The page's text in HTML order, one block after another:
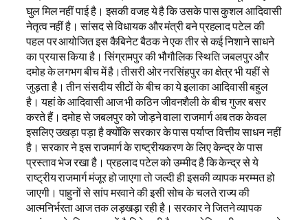
घुल मिल नहीं पाई है। इसकी वजह ये है कि उसके पास कुशल आदिवासी
नेतृत्व नहीं है। सांसद से विधायक और मंत्री बने प्रहलाद पटेल की
पहल पर आयोजित इस कैबिनेट बैठक ने एक तीर से कई निशाने साधने
का प्रयास किया है। सिंग्रामपुर की भौगौलिक स्थिति जबलपुर और
दमोह के लगभग बीच में है।तीसरी ओर नरसिंहपुर का क्षेत्र भी यहीं से
जुड़ता है। तीन संसदीय सीटों के बीच का ये इलाका आदिवासी बहुल
है। यहां के आदिवासी आज भी कठिन जीवनशैली के बीच गुजर बसर
करते हैं। दमोह से जबलपुर को जोड़ने वाला राजमार्ग अब तक केवल
इसलिए उखड़ा पड़ा है क्योंकि सरकार के पास पर्याप्त वित्तीय साधन नहीं
है। सरकार ने इस राजमार्ग के राष्ट्रीयकरण के लिए केन्द्र के पास
प्रस्ताव भेज रखा है। प्रहलाद पटेल को उम्मीद है कि केन्द्र से ये
राष्ट्रीय राजमार्ग मंजूर हो जाएगा तो जल्दी ही इसकी व्यापक मरम्मत हो
जाएगी। पाहुनों से सांप मरवाने की इसी सोच के चलते राज्य की
आत्मनिर्भरता आज तक लड़खड़ा रही है। सरकार ने जितने व्यापक